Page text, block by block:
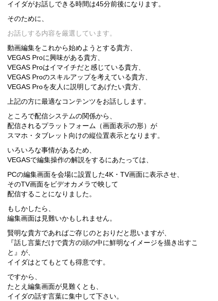
イイダがお話しできる時間は45分前後になります。
そのために、
お話しする内容を厳選しています。
動画編集をこれから始めようとする貴方、
VEGAS Proに興味がある貴方、
VEGAS Proはイマイチだと感じている貴方、
VEGAS Proのスキルアップを考えている貴方、
VEGAS Proを友人に説明してあげたい貴方、
上記の方に最適なコンテンツをお話しします。
ところで配信システムの関係から、
配信されるプラットフォーム（画面表示の形）が
スマホ・タブレット向けの縦位置表示となります。
いろいろな事情があるため、
VEGASで編集操作の解説をするにあたっては、
PCの編集画面を会場に設置した4K・TV画面に表示させ、
そのTV画面をビデオカメラで映して
配信することになりました。
もしかしたら、
編集画面は見難いかもしれません。
賢明な貴方であればご存じのとおりだと思いますが、
『話し言葉だけで貴方の頭の中に鮮明なイメージを描き出すこ
と』が、
イイダはとてもとても得意です。
ですから、
たとえ編集画面が見難くとも、
イイダの話す言葉に集中して下さい。